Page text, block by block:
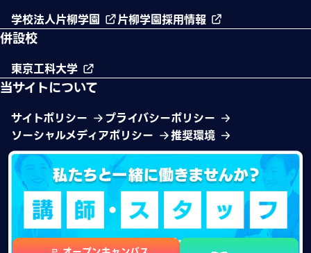
学校法人片柳学園 片柳学園採用情報
併設校
東京工科大学
当サイトについて
サイトポリシー
プライバシーポリシー
ソーシャルメディアポリシー
推奨環境